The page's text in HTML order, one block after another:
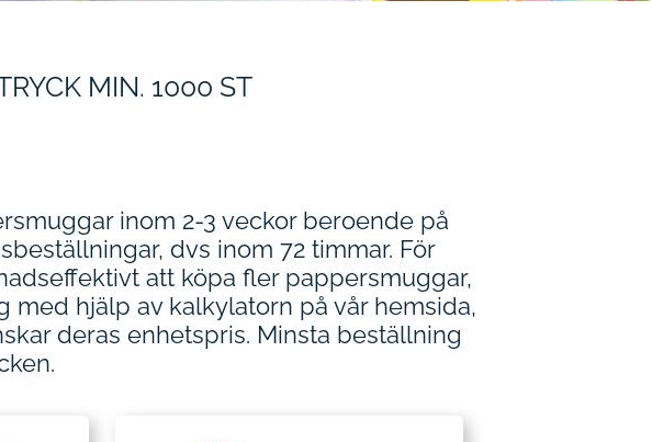
MIN. 1000 ST
inom 2-3 veckor beroende på
dvs inom 72 timmar. För
att köpa fler pappersmuggar,
med hjälp av kalkylatorn på vår hemsida,
deras enhetspris. Minsta beställning